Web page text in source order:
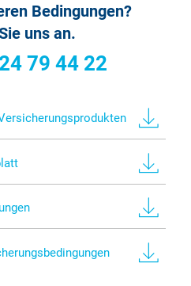
Bedingungen?
uns an.
79 44 22